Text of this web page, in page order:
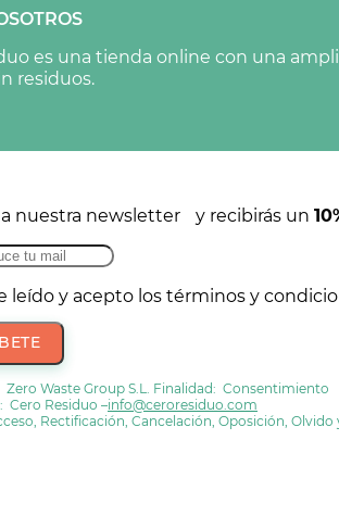
es una tienda online con una
residuos.
nuestra newsletter y recibirás un
leído y acepto los términos y
Zero Waste Group S.L. Finalidad: Consentimiento
Cero Residuo –info@ceroresiduo.com
Rectificación, Cancelación, Oposición,